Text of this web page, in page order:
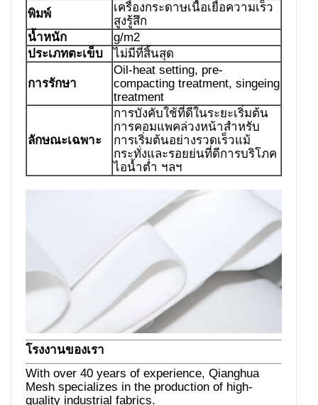
พิมพ์
เครื่องกระดาษเนื้อเยื่อความเร็ว
สูงรู้สึก
น้ำหนัก
g/m2
ประเภทตะเข็บ
ไม่มีที่สิ้นสุด
การรักษา
Oil-heat setting, pre-
compacting treatment, singeing
treatment
ลักษณะเฉพาะ
การบังคับใช้ที่ดีในระยะเริ่มต้น
การคอมแพคล่วงหน้าสำหรับ
การเริ่มต้นอย่างรวดเร็วแม้
กระทั่งและรอยย่นที่ดีการบริโภค
ไอน้ำต่ำ ฯลฯ
โรงงานของเรา
With over 40 years of experience, Qianghua
Mesh specializes in the production of high-
quality industrial fabrics.